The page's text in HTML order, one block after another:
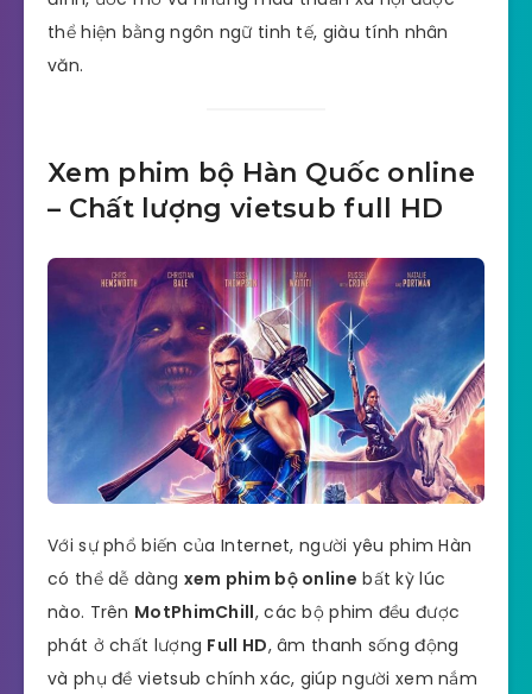
thể hiện bằng ngôn ngữ tinh tế, giàu tính nhân
văn.
Xem phim bộ Hàn Quốc online
– Chất lượng vietsub full HD
Với sự phổ biến của Internet, người yêu phim Hàn
có thể dễ dàng xem phim bộ online bất kỳ lúc
nào. Trên MotPhimChill, các bộ phim đều được
phát ở chất lượng Full HD, âm thanh sống động
và phụ đề vietsub chính xác, giúp người xem nắm